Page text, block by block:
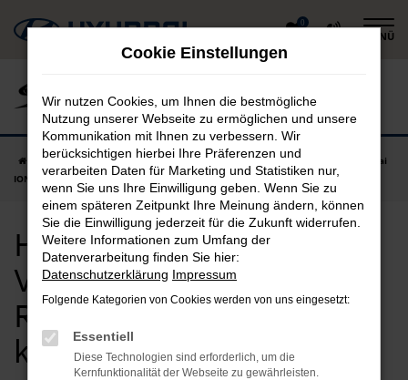
Zum
Hauptinhalt
0
MENÜ
Startseite Ruhmannsfelden Hyundai Hyundai IONIQ 9
Hyundai
IONIQ 9 Vorführwagen in Ruhmannsfelden günstig kaufen
Hyundai IONIQ 9
Vorführwagen in
Ruhmannsfelden günstig
kaufen
Cookie Einstellungen
Wir nutzen Cookies, um Ihnen die bestmögliche
Nutzung unserer Webseite zu ermöglichen und unsere
Kommunikation mit Ihnen zu verbessern. Wir
berücksichtigen hierbei Ihre Präferenzen und
verarbeiten Daten für Marketing und Statistiken nur,
wenn Sie uns Ihre Einwilligung geben. Wenn Sie zu
einem späteren Zeitpunkt Ihre Meinung ändern, können
Sie die Einwilligung jederzeit für die Zukunft widerrufen.
Weitere Informationen zum Umfang der
Datenverarbeitung finden Sie hier:
Datenschutzerklärung Impressum
Folgende Kategorien von Cookies werden von uns eingesetzt:
Essentiell
Diese Technologien sind erforderlich, um die
Kernfunktionalität der Webseite zu gewährleisten.